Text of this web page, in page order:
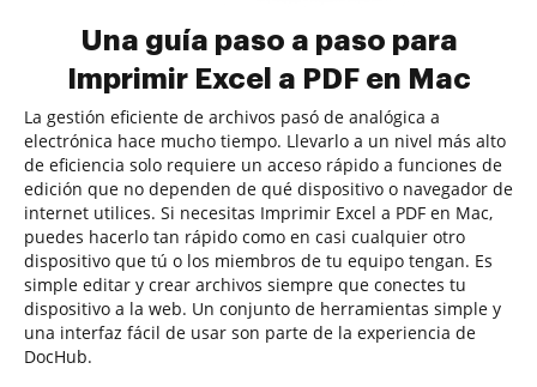
Una guía paso a paso para
Imprimir Excel a PDF en Mac
La gestión eficiente de archivos pasó de analógica a
electrónica hace mucho tiempo. Llevarlo a un nivel más alto
de eficiencia solo requiere un acceso rápido a funciones de
edición que no dependen de qué dispositivo o navegador de
internet utilices. Si necesitas Imprimir Excel a PDF en Mac,
puedes hacerlo tan rápido como en casi cualquier otro
dispositivo que tú o los miembros de tu equipo tengan. Es
simple editar y crear archivos siempre que conectes tu
dispositivo a la web. Un conjunto de herramientas simple y
una interfaz fácil de usar son parte de la experiencia de
DocHub.